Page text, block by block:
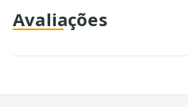
Avaliações